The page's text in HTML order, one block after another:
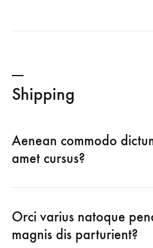
Shipping
Aenean commodo
amet cursus?
Orci varius natoque
magnis dis parturient?